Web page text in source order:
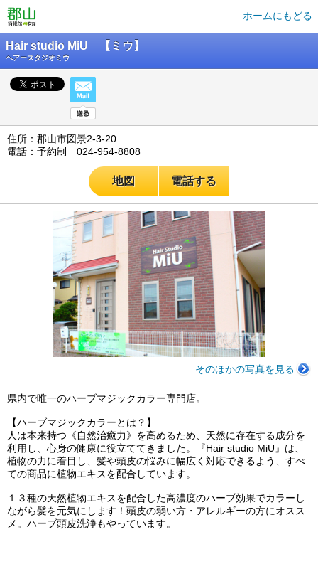
ホームにもどる
Hair studio MiU 【ミウ】
ヘアースタジオミウ
住所：郡山市図景2-3-20
電話：予約制 024-954-8808
地図 電話する
そのほかの写真を見る
県内で唯一のハーブマジックカラー専門店。
【ハーブマジックカラーとは？】
人は本来持つ《自然治癒力》を高めるため、天然に存在する成分を
利用し、心身の健康に役立ててきました。『Hair studio MiU』は、
植物の力に着目し、髪や頭皮の悩みに幅広く対応できるよう、すべ
ての商品に植物エキスを配合しています。
１３種の天然植物エキスを配合した高濃度のハーブ効果でカラーし
ながら髪を元気にします！頭皮の弱い方・アレルギーの方にオスス
メ。ハーブ頭皮洗浄もやっています。